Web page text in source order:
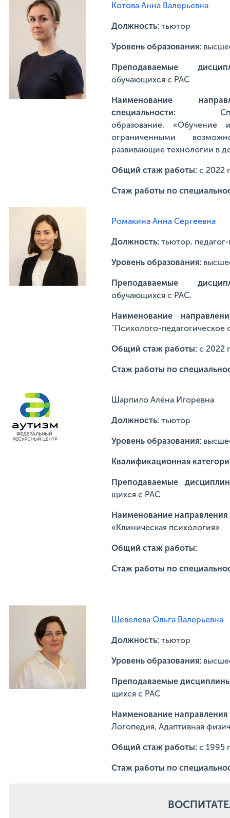
Котова Анна Валерьевна
Должность: тьютор
Уровень образования:
Преподаваемые
обучающихся с РАС
Наименование
специальности:
образование,
ограниченными
развивающие технологии в
Общий стаж работы: с 2022
Стаж работы по
Ромакина Анна Сергеевна
Должность: тьютор,
Уровень образования:
Преподаваемые
обучающихся с РАС.
Наименование
"Психолого-педагогическое
Общий стаж работы: с 2022
Стаж работы по
Шарпило Алёна Игоревна
Должность: тьютор
Уровень образования:
Квалификационная
Преподаваемые
щихся с РАС
Наименование направления
«Клиническая психология»
Общий стаж работы:
Стаж работы по
Шевелева Ольга Валерьевна
Должность: тьютор
Уровень образования:
Преподаваемые
щихся с РАС
Наименование направления
Логопедия, Адаптивная
Общий стаж работы: c 1995
Стаж работы по